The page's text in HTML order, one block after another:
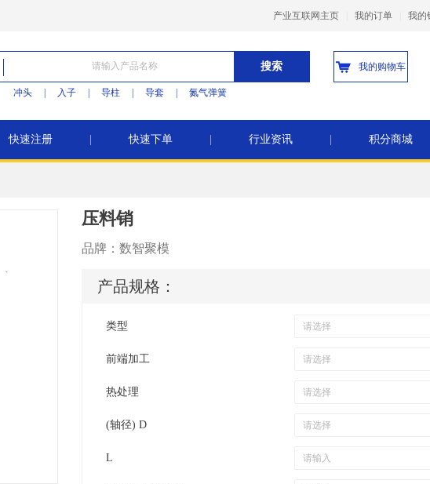
产业互联网主页 我的订单 我的
搜索
冲头 入子 导柱 导套 氮气弹簧
我的购物车
快速注册 快速下单 行业资讯 积分商城
压料销
品牌： 数智聚模
产品规格：
类型
前端加工
热处理
(轴径) D
L